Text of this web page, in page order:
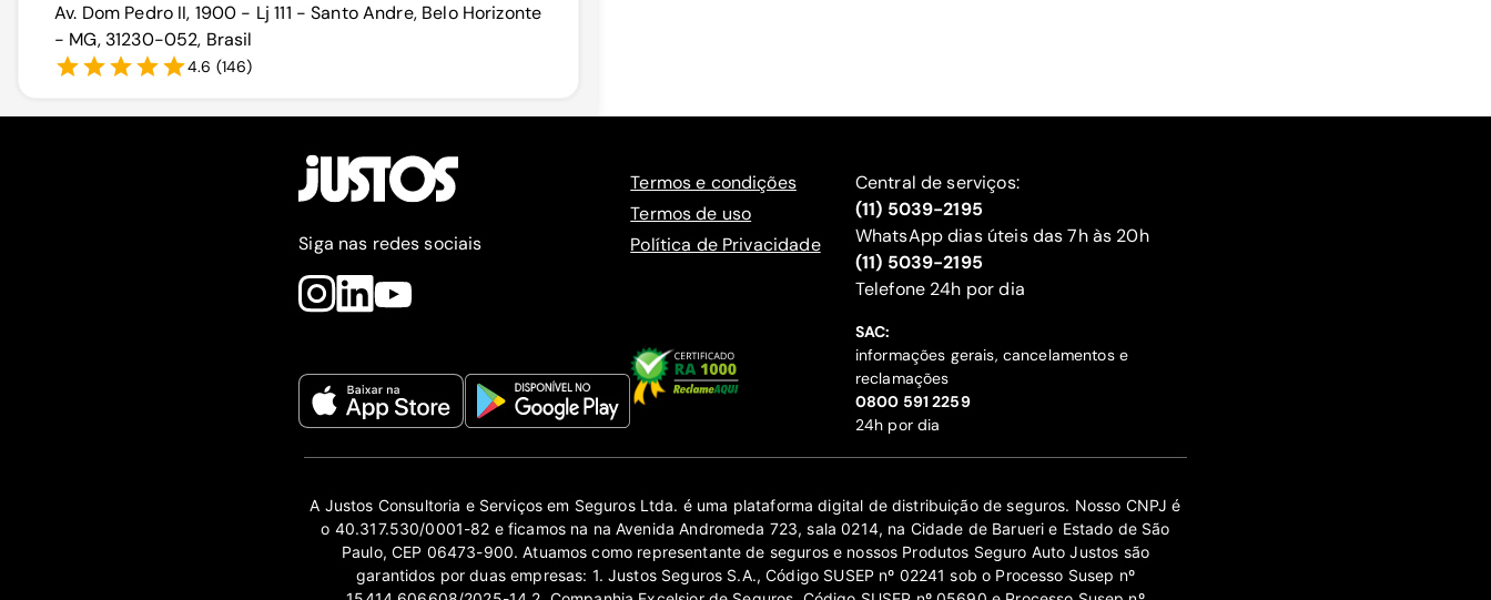
Av. Dom Pedro II, 1900 - Lj 111 - Santo Andre, Belo Horizonte
- MG, 31230-052, Brasil
4.6 (146)
Siga nas redes sociais
Termos e condições
Termos de uso
Política de Privacidade
Central de serviços:
(11) 5039-2195
WhatsApp dias úteis das 7h às 20h
(11) 5039-2195
‍Telefone 24h por dia
SAC:
informações gerais, cancelamentos e
reclamações
‍0800 591 2259
24h por dia
A Justos Consultoria e Serviços em Seguros Ltda. é uma plataforma digital de distribuição de seguros. Nosso CNPJ é
o 40.317.530/0001-82 e ficamos na na Avenida Andromeda 723, sala 0214, na Cidade de Barueri e Estado de São
Paulo, CEP 06473-900. Atuamos como representante de seguros e nossos Produtos Seguro Auto Justos são
garantidos por duas empresas: 1. Justos Seguros S.A., Código SUSEP nº 02241 sob o Processo Susep nº